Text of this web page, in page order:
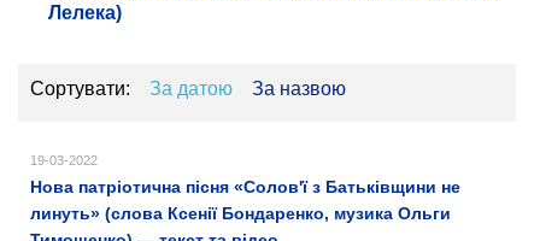
Лелека)
Сортувати: За датою За назвою
19-03-2022
Нова патріотична пісня «Солов'ї з Батьківщини не
линуть» (слова Ксенії Бондаренко, музика Ольги